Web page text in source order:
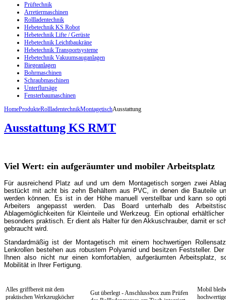
Prüftechnik
Arretiermaschinen
Rollladentechnik
Hebetechnik KS Robot
Hebetechnik Lifte / Gerüste
Hebetechnik Leichtbaukräne
Hebetechnik Transportsysteme
Hebetechnik Vakuumsauganlagen
Biegeanlagen
Bohrmaschinen
Schraubmaschinen
Unterflursäge
Fensterbaumaschinen
HomeProdukteRollladentechnikMontagetischAusstattung
Ausstattung KS RMT
Viel Wert: ein aufgeräumter und mobiler Arbeitsplatz
Für ausreichend Platz auf und um dem Montagetisch sorgen zwei
bestückt mit acht bis zehn Behältern aus PVC, in denen die Bauteile
werden können. Es ist in der Höhe manuell verstellbar und kann so
Arbeiters angepasst werden. Das Board unterhalb des
Ablagemöglichkeiten für Kleinteile und Werkzeug. Ein optional
besonders praktisch. Er dient als Halter für den Akkuschrauber, damit er
gebraucht wird.
Standardmäßig ist der Montagetisch mit einem hochwertigen
Lenkrollen bestehen aus robustem Polyamid und besitzen Feststeller.
Ihnen also nicht nur einen komfortablen, aufgeräumten Arbeitsplatz,
Mobilität in Ihrer Fertigung.
Alles griffbereit mit dem
praktischen Werkzeugköcher
Gut überlegt - Anschlussbox zum Prüfen
Mobil